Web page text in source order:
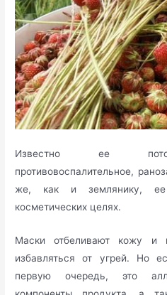
Известно ее
противовоспалительное,
же, как и землянику, ее
косметических целях.
Маски отбеливают кожу и
избавляться от угрей. Но
первую очередь, это